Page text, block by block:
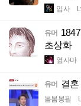
입사
유머
초상화
옆사마
유머 결혼
봄봄봉필